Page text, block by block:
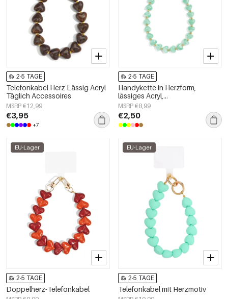
2-5 TAGE
Telefonkabel Herz Lässig Acryl
Täglich Accessoires
MSRP €12,99
€3,95
+7
2-5 TAGE
Handykette in Herzform,
lässiges Acryl,
Alltagsaccessoire
MSRP €8,99
€2,50
EU-Lager
2-5 TAGE
Doppelherz-Telefonkabel
EU-Lager
2-5 TAGE
Telefonkabel mit Herzmotiv